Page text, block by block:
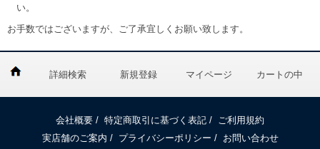
い。
お手数ではございますが、ご了承宜しくお願い致します。
詳細検索 新規登録 マイページ カートの中
会社概要 / 特定商取引に基づく表記 / ご利用規約
実店舗のご案内 / プライバシーポリシー / お問い合わせ